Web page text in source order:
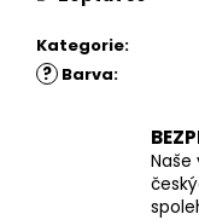
Kategorie:
? Barva: